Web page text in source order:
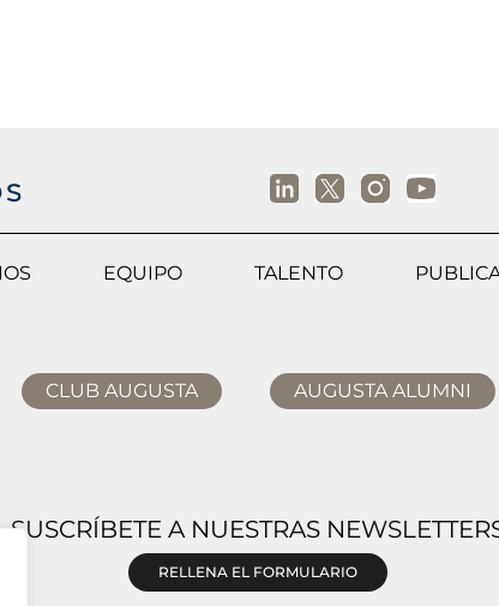
EQUIPO TALENTO
CLUB AUGUSTA AUGUSTA ALUMNI
SUSCRÍBETE A NUESTRAS
RELLENA EL FORMULARIO